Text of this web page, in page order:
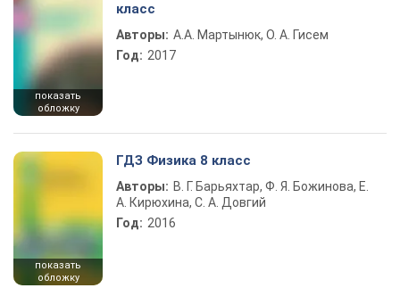
показать
обложку
класс
Авторы: А.А. Мартынюк, О. А. Гисем
Год: 2017
показать
обложку
ГДЗ Физика 8 класс
Авторы: В. Г. Барьяхтар, Ф. Я. Божинова, Е.
А. Кирюхина, С. А. Довгий
Год: 2016